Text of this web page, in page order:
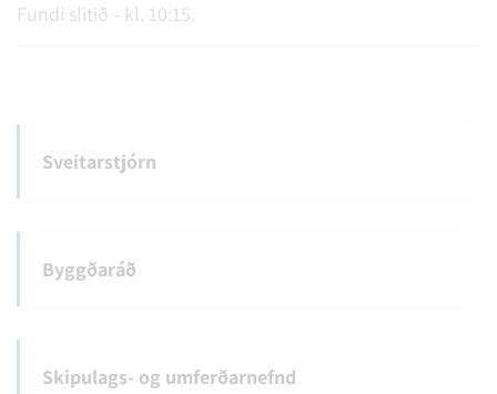
Fundi slitið - kl. 10:15.
Sveitarstjórn
Byggðaráð
Skipulags- og umferðarnefnd